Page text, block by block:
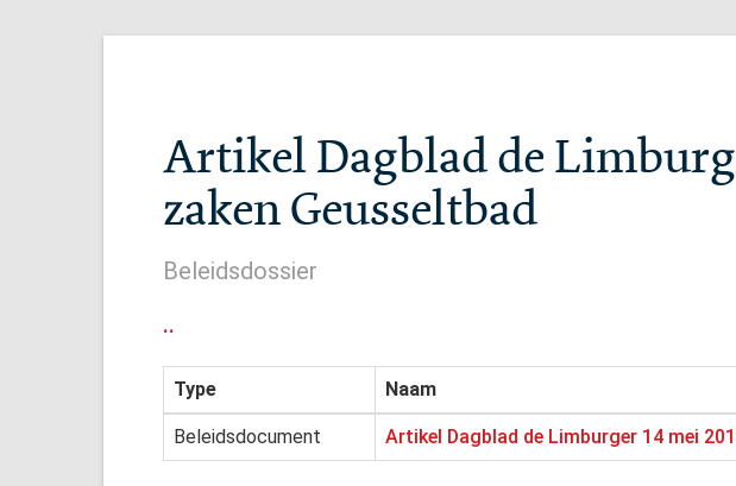
Artikel Dagblad de
zaken Geusseltbad
Beleidsdossier
..
Type Naam
Beleidsdocument Artikel Dagblad de Limburger 14 mei